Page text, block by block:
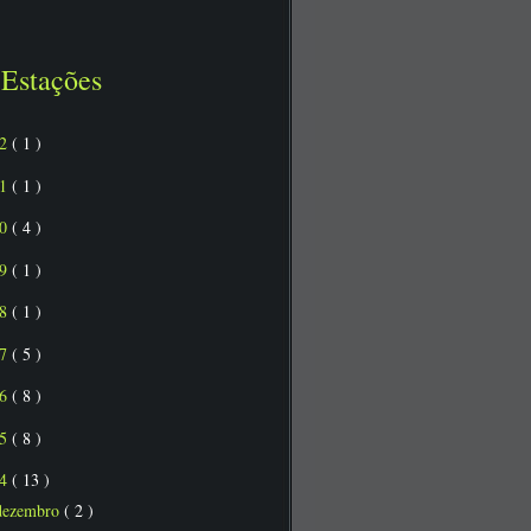
Estações
( 1 )
( 1 )
( 4 )
( 1 )
( 1 )
( 5 )
( 8 )
( 8 )
( 13 )
( 2 )